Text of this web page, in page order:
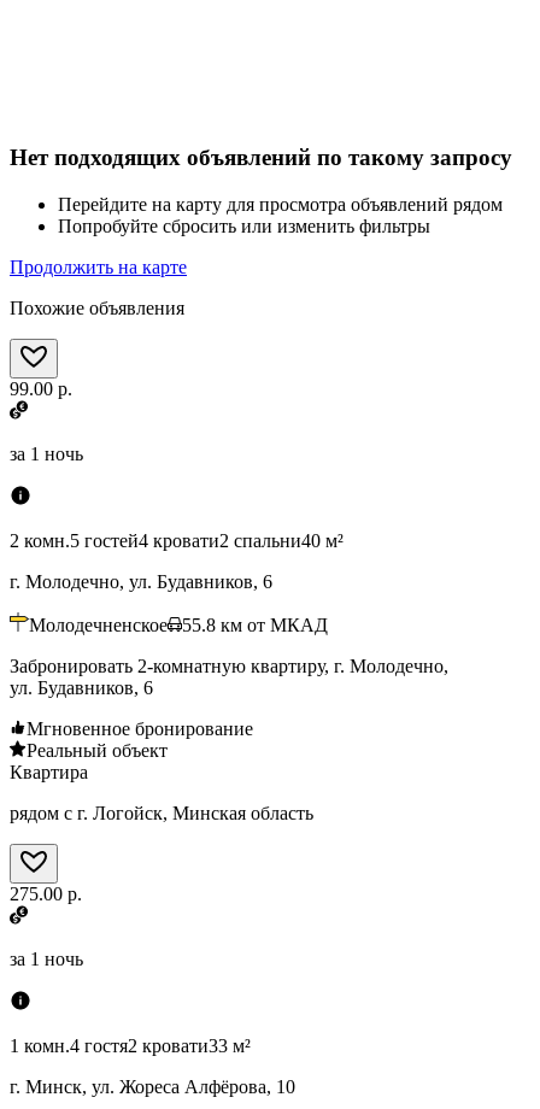
Нет подходящих объявлений по такому запросу
Перейдите на карту для просмотра объявлений рядом
Попробуйте сбросить или изменить фильтры
Продолжить на карте
Похожие объявления
99.00 р.
за 1 ночь
2 комн.5 гостей4 кровати2 спальни40 м²
г. Молодечно, ул. Будавников, 6
Молодечненское 55.8 км от МКАД
Забронировать 2-комнатную квартиру, г. Молодечно,
ул. Будавников, 6
Мгновенное бронирование
Реальный объект
Квартира
рядом с г. Логойск, Минская область
275.00 р.
за 1 ночь
1 комн.4 гостя2 кровати33 м²
г. Минск, ул. Жореса Алфёрова, 10